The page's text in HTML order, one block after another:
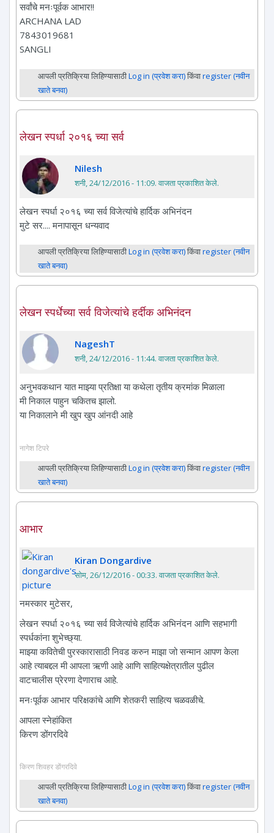
सर्वांचे मनःपूर्वक आभार!!
ARCHANA LAD
7843019681
SANGLI
आपली प्रतिक्रिया लिहिण्यासाठीLog in (प्रवेश करा)किंवाregister (नवीन
खाते बनवा)
लेखन स्पर्धा २०१६ च्या सर्व
Nilesh
शनी, 24/12/2016 - 11:09. वाजता प्रकाशित केले.
लेखन स्पर्धा २०१६ च्या सर्व विजेत्यांचे हार्दिक अभिनंदन
मुटे सर.... मनापासून धन्यवाद
आपली प्रतिक्रिया लिहिण्यासाठीLog in (प्रवेश करा)किंवाregister (नवीन
खाते बनवा)
लेखन स्पर्धेच्या सर्व विजेत्यांचे हर्दीक अभिनंदन
NageshT
शनी, 24/12/2016 - 11:44. वाजता प्रकाशित केले.
अनुभवकथान यात माझ्या प्रतिक्षा या कथेला तृतीय क्रमांक मिळाला
मी निकाल पाहुन चकितच झालो.
या निकालाने मी खुप खुप आंनदी आहे
नागेश टिपरे
आपली प्रतिक्रिया लिहिण्यासाठीLog in (प्रवेश करा)किंवाregister (नवीन
खाते बनवा)
आभार
Kiran Dongardive
सोम, 26/12/2016 - 00:33. वाजता प्रकाशित केले.
नमस्कार मुटेसर,
लेखन स्पर्धा २०१६ च्या सर्व विजेत्यांचे हार्दिक अभिनंदन आणि सहभागी
स्पर्धकांना शुभेच्छ्या.
माझ्या कवितेची पुरस्कारासाठी निवड करुन माझा जो सन्मान आपण केला
आहे त्याबद्दल मी आपला ऋणी आहे आणि साहित्यक्षेत्रातील पुढील
वाटचालीस प्रेरणा देणाराच आहे.
मनःपूर्वक आभार परिक्षकांचे आणि शेतकरी साहित्य चळवळीचे.
आपला स्नेहांकित
किरण डोंगरदिवे
किरण शिवहर डोंगरदिवे
आपली प्रतिक्रिया लिहिण्यासाठीLog in (प्रवेश करा)किंवाregister (नवीन
खाते बनवा)